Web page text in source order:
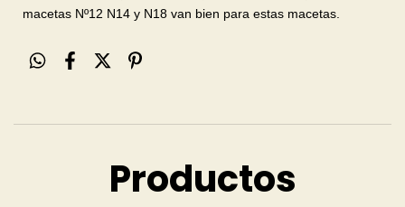
macetas Nº12 N14 y N18 van bien para estas macetas.
Productos